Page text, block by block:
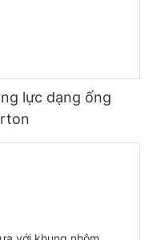
lực dạng ống